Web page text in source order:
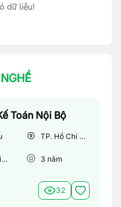
dữ liệu!
Toán Nội Bộ
TP. Hồ Chí Minh
3 năm
32